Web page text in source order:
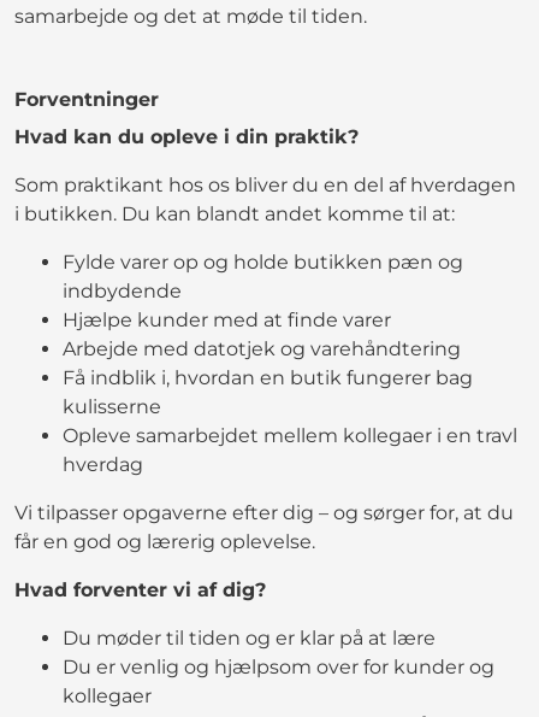
samarbejde og det at møde til tiden.
Forventninger
Hvad kan du opleve i din praktik?
Som praktikant hos os bliver du en del af hverdagen
i butikken. Du kan blandt andet komme til at:
Fylde varer op og holde butikken pæn og
indbydende
Hjælpe kunder med at finde varer
Arbejde med datotjek og varehåndtering
Få indblik i, hvordan en butik fungerer bag
kulisserne
Opleve samarbejdet mellem kollegaer i en travl
hverdag
Vi tilpasser opgaverne efter dig – og sørger for, at du
får en god og lærerig oplevelse.
Hvad forventer vi af dig?
Du møder til tiden og er klar på at lære
Du er venlig og hjælpsom over for kunder og
kollegaer